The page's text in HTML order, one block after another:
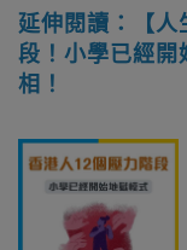
延伸閱讀：【
段！小學已經開
相！